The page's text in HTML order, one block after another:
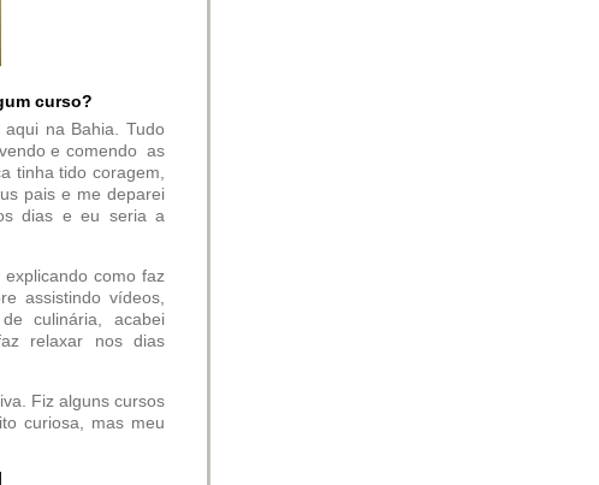
curso?
na Bahia. Tudo
e comendo as
tinha tido coragem,
pais e me deparei
dias e eu seria a
como faz
assistindo vídeos,
culinária, acabei
relaxar nos dias
Fiz alguns cursos
curiosa, mas meu